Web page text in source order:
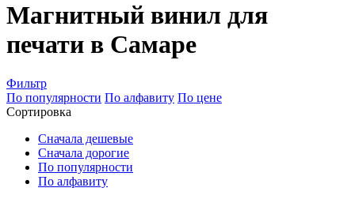
Магнитный винил для
печати в Самаре
Фильтр
По популярности По алфавиту По цене
Сортировка
Сначала дешевые
Сначала дорогие
По популярности
По алфавиту